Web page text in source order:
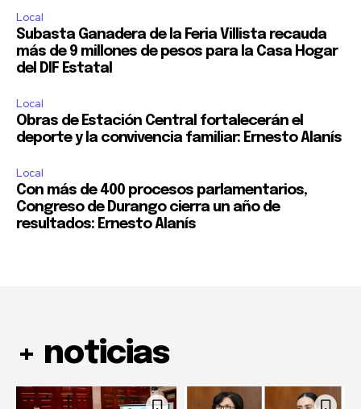
Local
Subasta Ganadera de la Feria Villista recauda
más de 9 millones de pesos para la Casa Hogar
del DIF Estatal
Local
Obras de Estación Central fortalecerán el
deporte y la convivencia familiar: Ernesto Alanís
Local
Con más de 400 procesos parlamentarios,
Congreso de Durango cierra un año de
resultados: Ernesto Alanís
+ noticias